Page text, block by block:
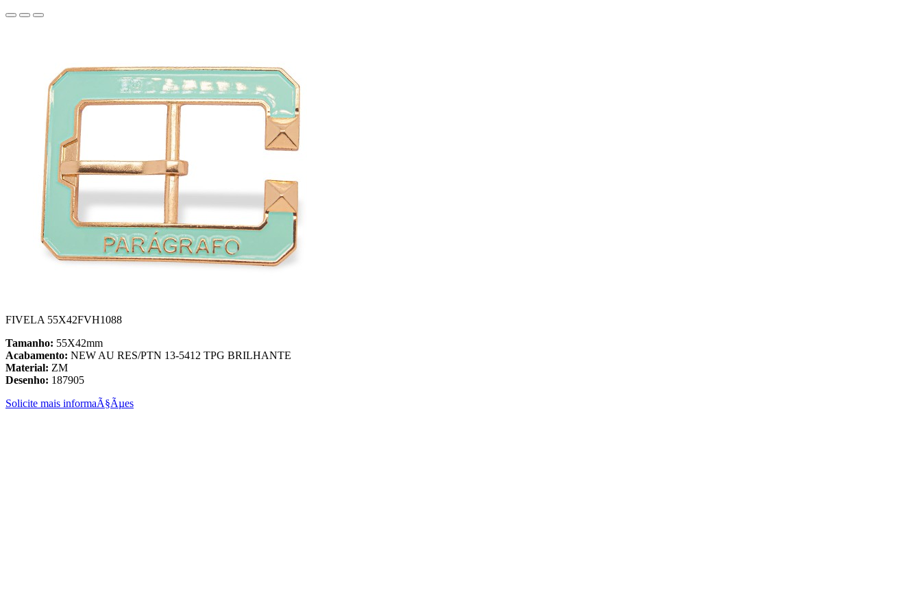
FIVELA 55X42FVH1088
Tamanho: 55X42mm
Acabamento: NEW AU RES/PTN 13-5412 TPG BRILHANTE
Material: ZM
Desenho: 187905
Solicite mais informaÃ§Ãµes